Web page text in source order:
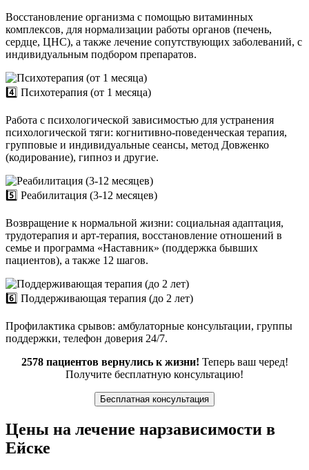
Восстановление организма с помощью витаминных
комплексов, для нормализации работы органов (печень,
сердце, ЦНС), а также лечение сопутствующих заболеваний, с
индивидуальным подбором препаратов.
4️⃣ Психотерапия (от 1 месяца)
Работа с психологической зависимостью для устранения
психологической тяги: когнитивно-поведенческая терапия,
групповые и индивидуальные сеансы, метод Довженко
(кодирование), гипноз и другие.
5️⃣ Реабилитация (3-12 месяцев)
Возвращение к нормальной жизни: социальная адаптация,
трудотерапия и арт-терапия, восстановление отношений в
семье и программа «Наставник» (поддержка бывших
пациентов), а также 12 шагов.
6️⃣ Поддерживающая терапия (до 2 лет)
Профилактика срывов: амбулаторные консультации, группы
поддержки, телефон доверия 24/7.
2578 пациентов вернулись к жизни! Теперь ваш черед!
Получите бесплатную консультацию!
Бесплатная консультация
Цены на лечение нарзависимости в
Ейске